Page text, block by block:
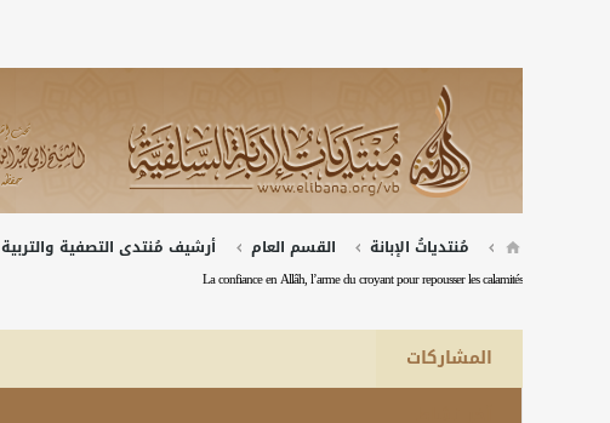
مُنتدياتُ الإبانة القسم العام أرشيف مُنتدى التصفية والتربية
La confiance en Allâh, l’arme du croyant pour repousser les calamités
المشاركات